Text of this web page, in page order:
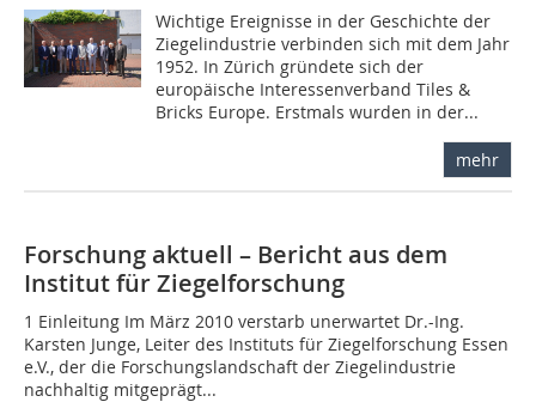
Wichtige Ereignisse in der Geschichte der
Ziegelindustrie verbinden sich mit dem Jahr
1952. In Zürich gründete sich der
europäische Interessenverband Tiles &
Bricks Europe. Erstmals wurden in der...
mehr
Forschung aktuell – Bericht aus dem
Institut für Ziegelforschung
1 Einleitung Im März 2010 verstarb unerwartet Dr.-Ing.
Karsten Junge, Leiter des Instituts für Ziegelforschung Essen
e.V., der die Forschungslandschaft der Ziegelindustrie
nachhaltig mitgeprägt...